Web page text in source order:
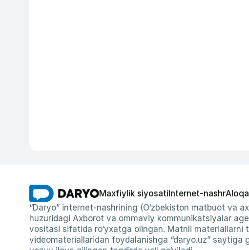
Maxfiylik siyosati Internet-nashr
“Daryo” internet-nashrining (O‘zbekiston matbuot va
huzuridagi Axborot va ommaviy kommunikatsiyalar
vositasi sifatida ro‘yxatga olingan. Matnli materiallarni
videomateriallaridan foydalanishga “daryo.uz” saytiga